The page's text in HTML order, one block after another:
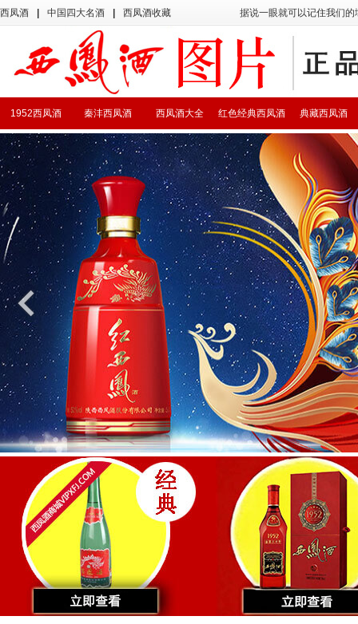
西凤酒 中国四大名酒 西凤酒收藏 据说一眼就可以记住我们
典藏西凤酒
红色经典西凤酒
西凤酒大全
秦沣西凤酒
1952西凤酒